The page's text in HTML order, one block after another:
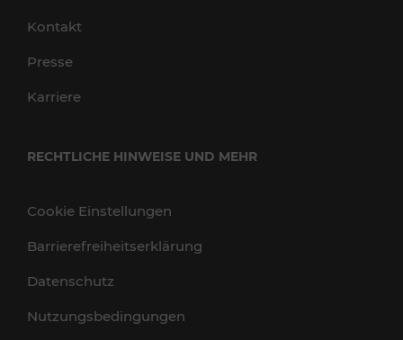
Kontakt
Presse
Karriere
RECHTLICHE HINWEISE UND MEHR
Cookie Einstellungen
Barrierefreiheitserklärung
Datenschutz
Nutzungsbedingungen